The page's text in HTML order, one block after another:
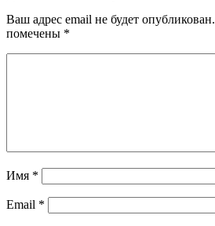
Ваш адрес email не будет опубликован.
помечены *
Имя *
Email *